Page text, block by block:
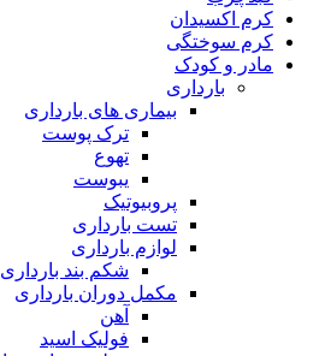
کرم اکسیدان
کرم سوختگی
مادر و کودک
بارداری
بیماری های بارداری
ترک پوست
تهوع
یبوست
پروبیوتیک
تست بارداری
لوازم بارداری
شکم بند بارداری
مکمل دوران بارداری
آهن
فولیک اسید